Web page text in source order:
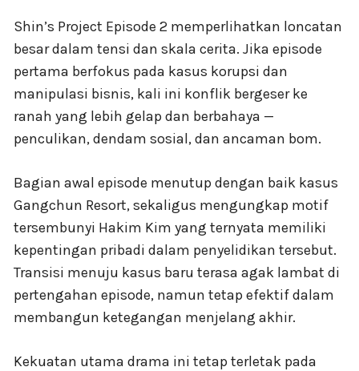
Shin’s Project Episode 2 memperlihatkan loncatan
besar dalam tensi dan skala cerita. Jika episode
pertama berfokus pada kasus korupsi dan
manipulasi bisnis, kali ini konflik bergeser ke
ranah yang lebih gelap dan berbahaya —
penculikan, dendam sosial, dan ancaman bom.
Bagian awal episode menutup dengan baik kasus
Gangchun Resort, sekaligus mengungkap motif
tersembunyi Hakim Kim yang ternyata memiliki
kepentingan pribadi dalam penyelidikan tersebut.
Transisi menuju kasus baru terasa agak lambat di
pertengahan episode, namun tetap efektif dalam
membangun ketegangan menjelang akhir.
Kekuatan utama drama ini tetap terletak pada